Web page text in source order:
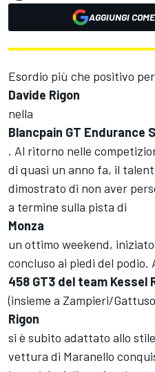
AGGIUNGI
Esordio più che positivo per
Davide Rigon
nella
Blancpain GT Endurance
. Al ritorno nelle
di quasi un anno fa, il
dimostrato di non aver
a termine sulla pista di
Monza
un ottimo weekend,
concluso ai piedi del podio.
458 GT3 del team Kessel
(insieme a Zampieri/
Rigon
si è subito adattato allo
vettura di Maranello